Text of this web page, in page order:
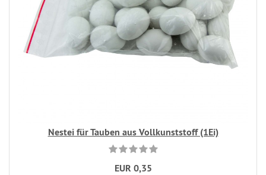
Nestei für Tauben aus Vollkunststoff (1Ei)
EUR 0,35